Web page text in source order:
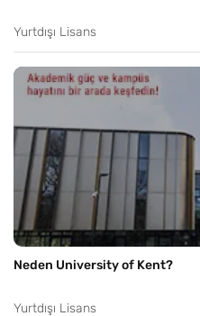
Yurtdışı Lisans
Neden University of Kent?
Yurtdışı Lisans